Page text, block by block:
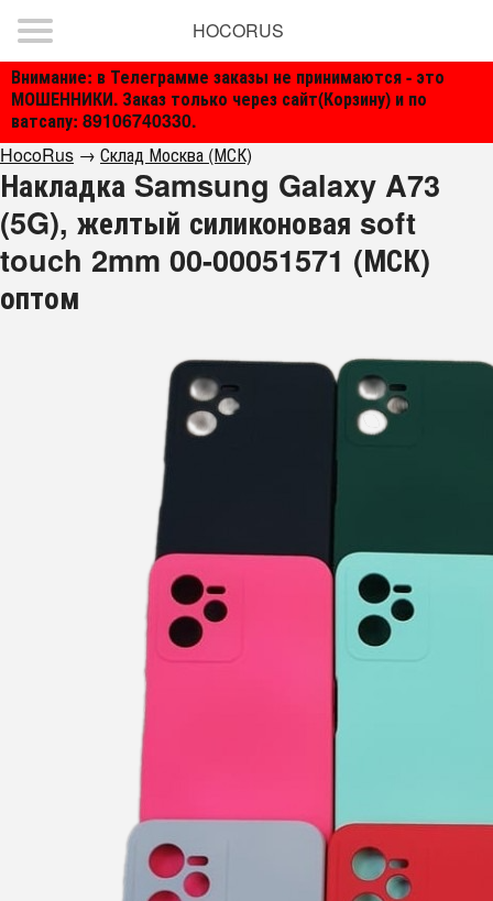
Внимание: в Телеграмме заказы не принимаются - это
МОШЕННИКИ. Заказ только через сайт(Корзину) и по
ватсапу: 89106740330.
HOCORUS
HocoRus → Склад Москва (МСК)
Накладка Samsung Galaxy A73
(5G), желтый силиконовая soft
touch 2mm 00-00051571 (МСК)
оптом